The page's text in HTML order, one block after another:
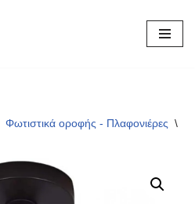
Φωτιστικά οροφής - Πλαφονιέρες \